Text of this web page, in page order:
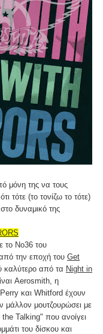
μόνη της να τους
τότε (το τονίζω το τότε)
δυναμικό της
το Νο36 του
την εποχή του Get
καλύτερο από τα Night in
Aerosmith, η
και Whitford έχουν
μάλλον μουτζουρώσει με
Talking" που ανοίγει
του δίσκου και